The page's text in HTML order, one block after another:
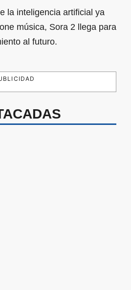
la inteligencia artificial ya
música, Sora 2 llega para
al futuro.